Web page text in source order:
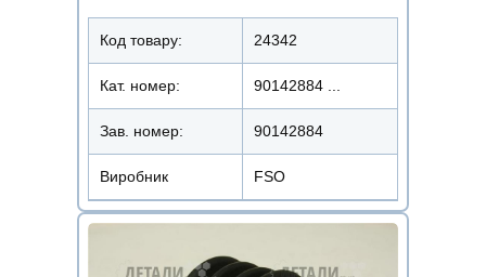
Код товару: 24342
Кат. номер: 90142884 ...
Зав. номер: 90142884
Виробник FSO